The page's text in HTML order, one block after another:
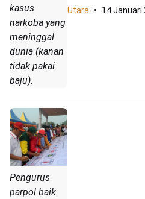
kasus
narkoba yang
meninggal
dunia (kanan
tidak pakai
baju).
Utara 14 Januari
Pengurus
parpol baik